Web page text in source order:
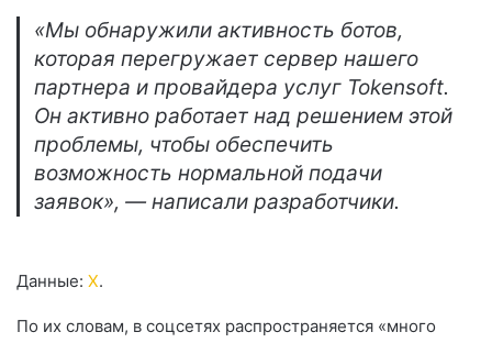
«Мы обнаружили активность ботов,
которая перегружает сервер нашего
партнера и провайдера услуг Tokensoft.
Он активно работает над решением этой
проблемы, чтобы обеспечить
возможность нормальной подачи
заявок», — написали разработчики.
Данные: X.
По их словам, в соцсетях распространяется «много